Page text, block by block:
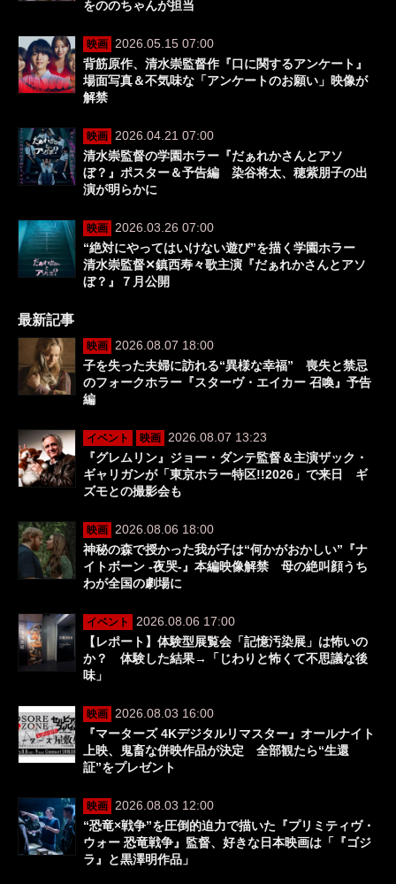
をののちゃんが担当
映画
2026.05.15 07:00
背筋原作、清水崇監督作『口に関するアンケート』
場面写真＆不気味な「アンケートのお願い」映像が
解禁
映画
2026.04.21 07:00
清水崇監督の学園ホラー『だぁれかさんとアソ
ぼ？』ポスター＆予告編 染谷将太、穂紫朋子の出
演が明らかに
映画
2026.03.26 07:00
“絶対にやってはいけない遊び”を描く学園ホラー
清水崇監督✕鎮西寿々歌主演『だぁれかさんとアソ
ぼ？』７月公開
最新記事
映画
2026.08.07 18:00
子を失った夫婦に訪れる“異様な幸福” 喪失と禁忌
のフォークホラー『スターヴ・エイカー 召喚』予告
編
イベント 映画
2026.08.07 13:23
『グレムリン』ジョー・ダンテ監督＆主演ザック・
ギャリガンが「東京ホラー特区!!2026」で来日 ギ
ズモとの撮影会も
映画
2026.08.06 18:00
神秘の森で授かった我が子は“何かがおかしい”『ナ
イトボーン -夜哭-』本編映像解禁 母の絶叫顔うち
わが全国の劇場に
イベント
2026.08.06 17:00
【レポート】体験型展覧会「記憶汚染展」は怖いの
か？ 体験した結果→「じわりと怖くて不思議な後
味」
映画
2026.08.03 16:00
『マーターズ 4Kデジタルリマスター』オールナイト
上映、鬼畜な併映作品が決定 全部観たら“生還
証”をプレゼント
映画
2026.08.03 12:00
“恐竜×戦争”を圧倒的迫力で描いた『プリミティヴ・
ウォー 恐竜戦争』監督、好きな日本映画は「『ゴジ
ラ』と黒澤明作品」